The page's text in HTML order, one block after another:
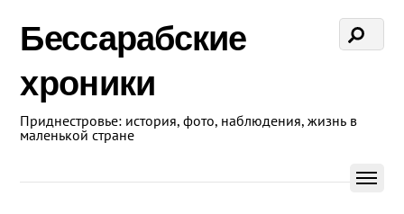
Бессарабские
хроники
Приднестровье: история, фото, наблюдения, жизнь в
маленькой стране